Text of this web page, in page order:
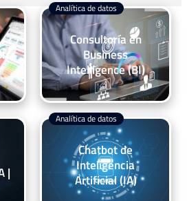
Consultoría en
Business
Intelligence (BI)
Analítica de datos
|
Chatbot de
Inteligencia
Artificial (IA)
Analítica de datos